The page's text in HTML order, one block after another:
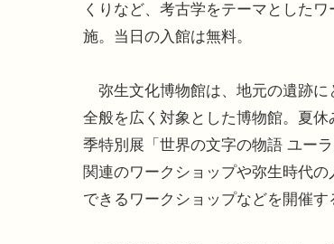
くりなど、考古学をテーマとした
施。当日の入館は無料。
弥生文化博物館は、地元の遺跡に
全般を広く対象とした博物館。夏休
季特別展「世界の文字の物語 ユーラ
関連のワークショップや弥生時代
できるワークショップなどを開催す